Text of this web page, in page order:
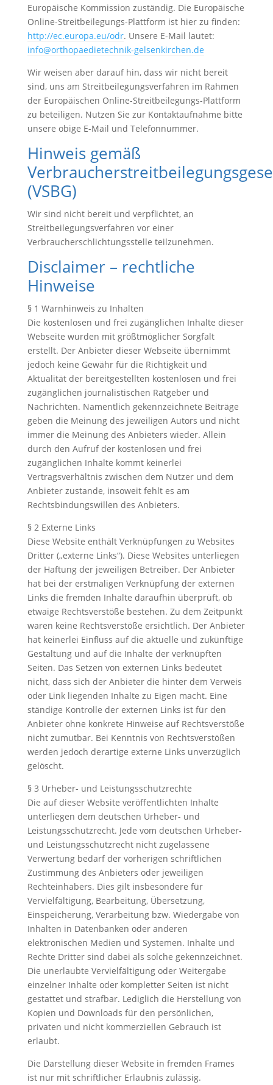
Europäische Kommission zuständig. Die Europäische
Online-Streitbeilegungs-Plattform ist hier zu finden:
http://ec.europa.eu/odr. Unsere E-Mail lautet:
info@orthopaedietechnik-gelsenkirchen.de
Wir weisen aber darauf hin, dass wir nicht bereit
sind, uns am Streitbeilegungsverfahren im Rahmen
der Europäischen Online-Streitbeilegungs-Plattform
zu beteiligen. Nutzen Sie zur Kontaktaufnahme bitte
unsere obige E-Mail und Telefonnummer.
Hinweis gemäß
(VSBG)
Wir sind nicht bereit und verpflichtet, an
Streitbeilegungsverfahren vor einer
Verbraucherschlichtungsstelle teilzunehmen.
Disclaimer – rechtliche
Hinweise
§ 1 Warnhinweis zu Inhalten
Die kostenlosen und frei zugänglichen Inhalte dieser
Webseite wurden mit größtmöglicher Sorgfalt
erstellt. Der Anbieter dieser Webseite übernimmt
jedoch keine Gewähr für die Richtigkeit und
Aktualität der bereitgestellten kostenlosen und frei
zugänglichen journalistischen Ratgeber und
Nachrichten. Namentlich gekennzeichnete Beiträge
geben die Meinung des jeweiligen Autors und nicht
immer die Meinung des Anbieters wieder. Allein
durch den Aufruf der kostenlosen und frei
zugänglichen Inhalte kommt keinerlei
Vertragsverhältnis zwischen dem Nutzer und dem
Anbieter zustande, insoweit fehlt es am
Rechtsbindungswillen des Anbieters.
§ 2 Externe Links
Diese Website enthält Verknüpfungen zu Websites
Dritter („externe Links“). Diese Websites unterliegen
der Haftung der jeweiligen Betreiber. Der Anbieter
hat bei der erstmaligen Verknüpfung der externen
Links die fremden Inhalte daraufhin überprüft, ob
etwaige Rechtsverstöße bestehen. Zu dem Zeitpunkt
waren keine Rechtsverstöße ersichtlich. Der Anbieter
hat keinerlei Einfluss auf die aktuelle und zukünftige
Gestaltung und auf die Inhalte der verknüpften
Seiten. Das Setzen von externen Links bedeutet
nicht, dass sich der Anbieter die hinter dem Verweis
oder Link liegenden Inhalte zu Eigen macht. Eine
ständige Kontrolle der externen Links ist für den
Anbieter ohne konkrete Hinweise auf Rechtsverstöße
nicht zumutbar. Bei Kenntnis von Rechtsverstößen
werden jedoch derartige externe Links unverzüglich
gelöscht.
§ 3 Urheber- und Leistungsschutzrechte
Die auf dieser Website veröffentlichten Inhalte
unterliegen dem deutschen Urheber- und
Leistungsschutzrecht. Jede vom deutschen Urheber-
und Leistungsschutzrecht nicht zugelassene
Verwertung bedarf der vorherigen schriftlichen
Zustimmung des Anbieters oder jeweiligen
Rechteinhabers. Dies gilt insbesondere für
Vervielfältigung, Bearbeitung, Übersetzung,
Einspeicherung, Verarbeitung bzw. Wiedergabe von
Inhalten in Datenbanken oder anderen
elektronischen Medien und Systemen. Inhalte und
Rechte Dritter sind dabei als solche gekennzeichnet.
Die unerlaubte Vervielfältigung oder Weitergabe
einzelner Inhalte oder kompletter Seiten ist nicht
gestattet und strafbar. Lediglich die Herstellung von
Kopien und Downloads für den persönlichen,
privaten und nicht kommerziellen Gebrauch ist
erlaubt.
Die Darstellung dieser Website in fremden Frames
ist nur mit schriftlicher Erlaubnis zulässig.